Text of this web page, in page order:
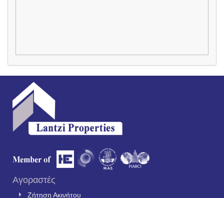
Αγοραστές
Ζήτηση Ακινήτου